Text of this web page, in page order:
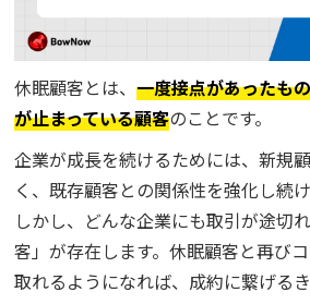
お問い合わせ
代理店の方はこちら
マニュアルサイト
休眠顧客とは、一度接点があったも
が止まっている顧客のことです。
企業が成長を続けるためには、新規
く、既存顧客との関係性を強化し続
しかし、どんな企業にも取引が途切
客」が存在します。休眠顧客と再び
取れるようになれば、成約に繋げる